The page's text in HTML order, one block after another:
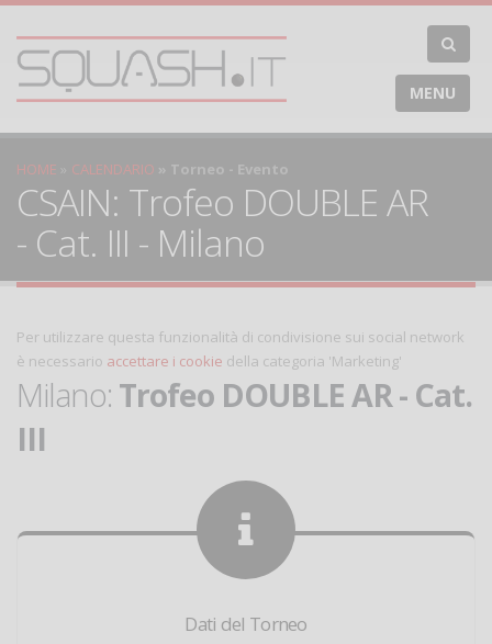
MENU
HOME CALENDARIO Torneo - Evento
CSAIN: Trofeo DOUBLE AR
- Cat. III - Milano
Per utilizzare questa funzionalità di condivisione sui social network
è necessario accettare i cookie della categoria 'Marketing'
Milano: Trofeo DOUBLE AR - Cat.
III
Dati del Torneo